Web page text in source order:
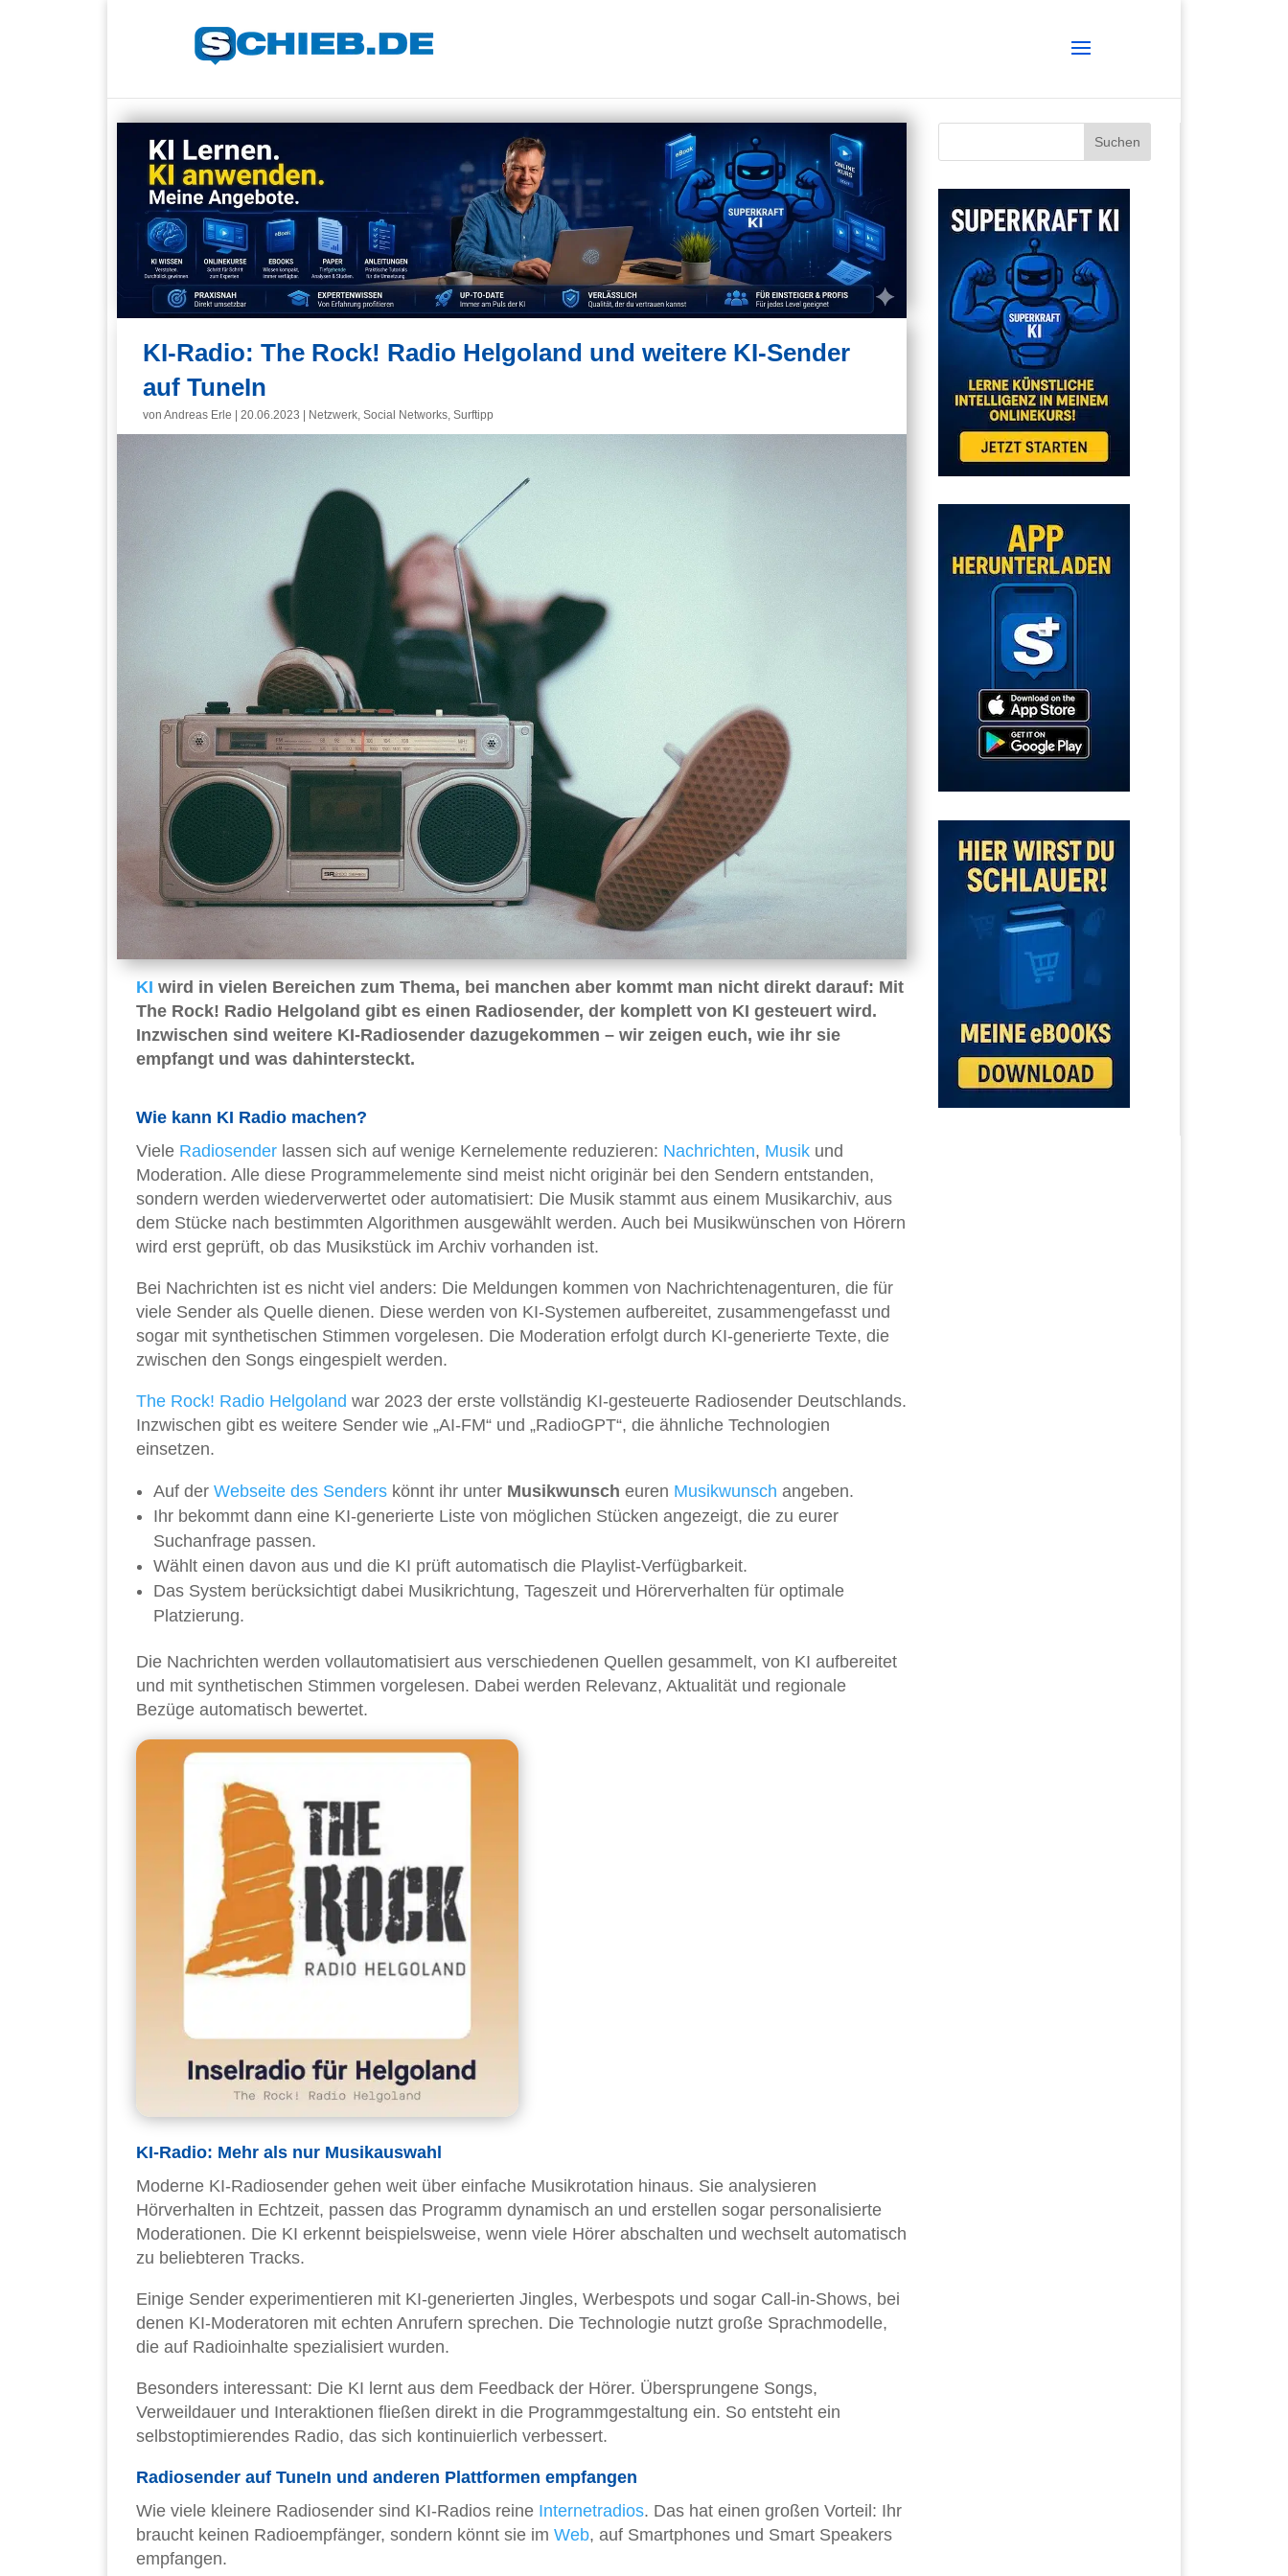
KI-Radio: The Rock! Radio Helgoland und weitere KI-Sender
auf TuneIn
von Andreas Erle 20.06.2023 Netzwerk, Social Networks, Surftipp
KI wird in vielen Bereichen zum Thema, bei manchen aber kommt man nicht direkt darauf: Mit
The Rock! Radio Helgoland gibt es einen Radiosender, der komplett von KI gesteuert wird.
Inzwischen sind weitere KI-Radiosender dazugekommen – wir zeigen euch, wie ihr sie
empfangt und was dahintersteckt.
Wie kann KI Radio machen?
Viele Radiosender lassen sich auf wenige Kernelemente reduzieren: Nachrichten, Musik und
Moderation. Alle diese Programmelemente sind meist nicht originär bei den Sendern entstanden,
sondern werden wiederverwertet oder automatisiert: Die Musik stammt aus einem Musikarchiv, aus
dem Stücke nach bestimmten Algorithmen ausgewählt werden. Auch bei Musikwünschen von Hörern
wird erst geprüft, ob das Musikstück im Archiv vorhanden ist.
Bei Nachrichten ist es nicht viel anders: Die Meldungen kommen von Nachrichtenagenturen, die für
viele Sender als Quelle dienen. Diese werden von KI-Systemen aufbereitet, zusammengefasst und
sogar mit synthetischen Stimmen vorgelesen. Die Moderation erfolgt durch KI-generierte Texte, die
zwischen den Songs eingespielt werden.
The Rock! Radio Helgoland war 2023 der erste vollständig KI-gesteuerte Radiosender Deutschlands.
Inzwischen gibt es weitere Sender wie „AI-FM“ und „RadioGPT“, die ähnliche Technologien
einsetzen.
Auf der Webseite des Senders könnt ihr unter Musikwunsch euren Musikwunsch angeben.
Ihr bekommt dann eine KI-generierte Liste von möglichen Stücken angezeigt, die zu eurer
Suchanfrage passen.
Wählt einen davon aus und die KI prüft automatisch die Playlist-Verfügbarkeit.
Das System berücksichtigt dabei Musikrichtung, Tageszeit und Hörerverhalten für optimale
Platzierung.
Die Nachrichten werden vollautomatisiert aus verschiedenen Quellen gesammelt, von KI aufbereitet
und mit synthetischen Stimmen vorgelesen. Dabei werden Relevanz, Aktualität und regionale
Bezüge automatisch bewertet.
KI-Radio: Mehr als nur Musikauswahl
Moderne KI-Radiosender gehen weit über einfache Musikrotation hinaus. Sie analysieren
Hörverhalten in Echtzeit, passen das Programm dynamisch an und erstellen sogar personalisierte
Moderationen. Die KI erkennt beispielsweise, wenn viele Hörer abschalten und wechselt automatisch
zu beliebteren Tracks.
Einige Sender experimentieren mit KI-generierten Jingles, Werbespots und sogar Call-in-Shows, bei
denen KI-Moderatoren mit echten Anrufern sprechen. Die Technologie nutzt große Sprachmodelle,
die auf Radioinhalte spezialisiert wurden.
Besonders interessant: Die KI lernt aus dem Feedback der Hörer. Übersprungene Songs,
Verweildauer und Interaktionen fließen direkt in die Programmgestaltung ein. So entsteht ein
selbstoptimierendes Radio, das sich kontinuierlich verbessert.
Radiosender auf TuneIn und anderen Plattformen empfangen
Wie viele kleinere Radiosender sind KI-Radios reine Internetradios. Das hat einen großen Vorteil: Ihr
braucht keinen Radioempfänger, sondern könnt sie im Web, auf Smartphones und Smart Speakers
empfangen.